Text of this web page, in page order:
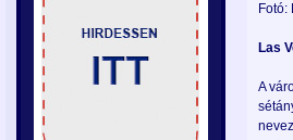
Fotó:
Las
A